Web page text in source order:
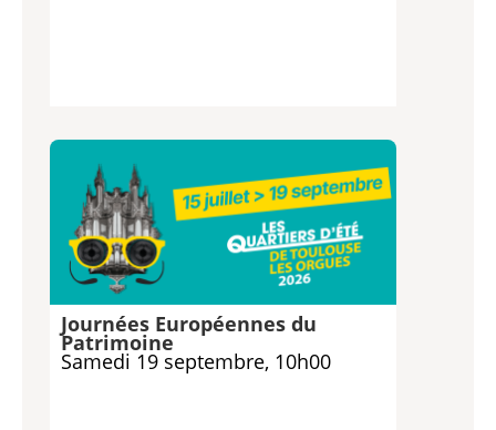
Journées Européennes du
Patrimoine
Samedi 19 septembre, 10h00